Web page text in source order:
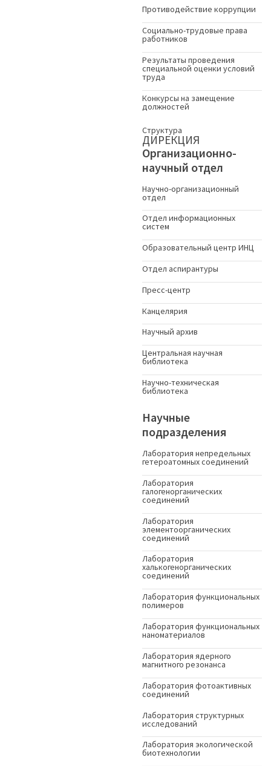
Противодействие коррупции
Социально-трудовые права
работников
Результаты проведения
специальной оценки условий
труда
Конкурсы на замещение
должностей
Структура
ДИРЕКЦИЯ
Организационно-
научный отдел
Научно-организационный
отдел
Отдел информационных
систем
Образовательный центр ИНЦ
Отдел аспирантуры
Пресс-центр
Канцелярия
Научный архив
Центральная научная
библиотека
Научно-техническая
библиотека
Научные
подразделения
Лаборатория непредельных
гетероатомных соединений
Лаборатория
галогенорганических
соединений
Лаборатория
элементоорганических
соединений
Лаборатория
халькогенорганических
соединений
Лаборатория функциональных
полимеров
Лаборатория функциональных
наноматериалов
Лаборатория ядерного
магнитного резонанса
Лаборатория фотоактивных
соединений
Лаборатория структурных
исследований
Лаборатория экологической
биотехнологии